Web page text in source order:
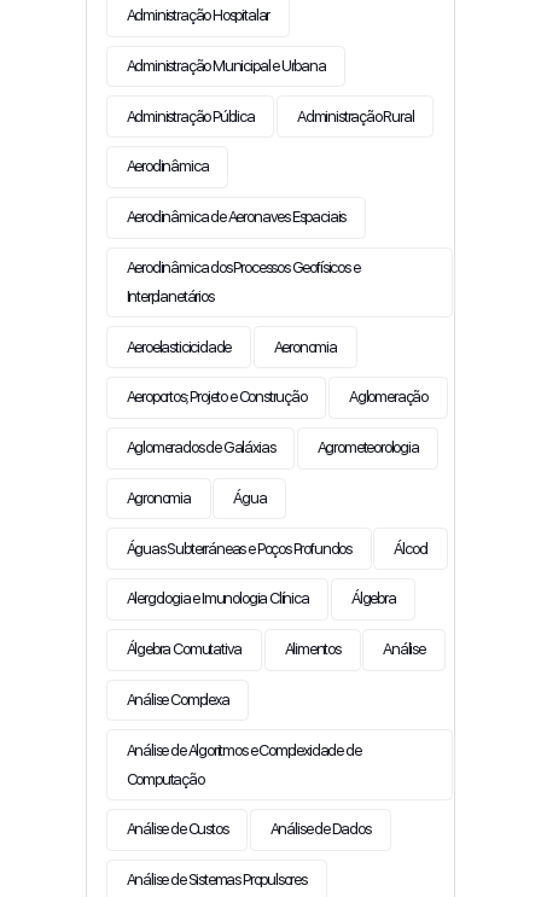
Administração Hospitalar
Administração Municipal e Urbana
Administração Pública Administração Rural
Aerodinâmica
Aerodinâmica de Aeronaves Espaciais
Aerodinâmica dos Processos Geofísicos e
Interplanetários
Aeroelasticicidade Aeronomia
Aeroportos; Projeto e Construção Aglomeração
Aglomerados de Galáxias Agrometeorologia
Agronomia Água
Águas Subterráneas e Poços Profundos Álcool
Alergologia e Imunologia Clínica Álgebra
Álgebra Comutativa Alimentos Análise
Análise Complexa
Análise de Algoritmos e Complexidade de
Computação
Análise de Custos Análise de Dados
Análise de Sistemas Propulsores